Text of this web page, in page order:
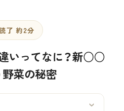
了 約2分
いってなに？新○○
野菜の秘密
›